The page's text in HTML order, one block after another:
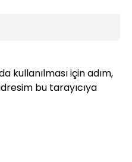
kullanılması için adım,
bu tarayıcıya